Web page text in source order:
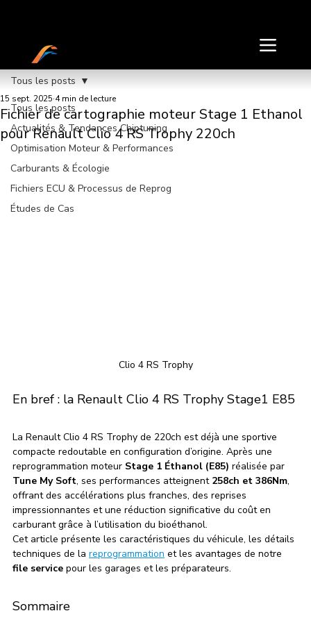
Tous les posts
Actualités & Tendances Chiptuning
Optimisation Moteur & Performances
Carburants & Écologie
Fichiers ECU & Processus de Reprog
Études de Cas
Tous les posts
Fichier de cartographie moteur Stage 1 Ethanol
pour Renault Clio 4 RS Trophy 220ch
15 sept. 2025 4 min de lecture
Clio 4 RS Trophy
En bref : la Renault Clio 4 RS Trophy Stage1 E85
La Renault Clio 4 RS Trophy de 220ch est déjà une sportive
compacte redoutable en configuration d’origine. Après une
reprogrammation moteur Stage 1 Éthanol (E85) réalisée par
Tune My Soft, ses performances atteignent 258ch et 386Nm,
offrant des accélérations plus franches, des reprises
impressionnantes et une réduction significative du coût en
carburant grâce à l’utilisation du bioéthanol.
Cet article présente les caractéristiques du véhicule, les détails
techniques de la reprogrammation et les avantages de notre
file service pour les garages et les préparateurs.
Sommaire